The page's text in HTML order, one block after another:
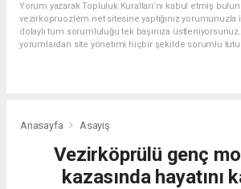
Yorum yazarak Topluluk Kuralları’nı kabul etmiş
vezirkopruozlem.net sitesine yaptığınız yorumunuzla
dolaylı tüm sorumluluğu tek başınıza
yorumlardan site yönetimi hiçbir şekilde sorumlu
Anasayfa Asayiş
Vezirköprülü genç
kazasında hayatını